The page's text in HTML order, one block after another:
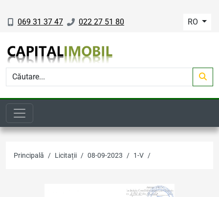
069 31 37 47 022 27 51 80 RO
Principală Licitații 08-09-2023 1-V